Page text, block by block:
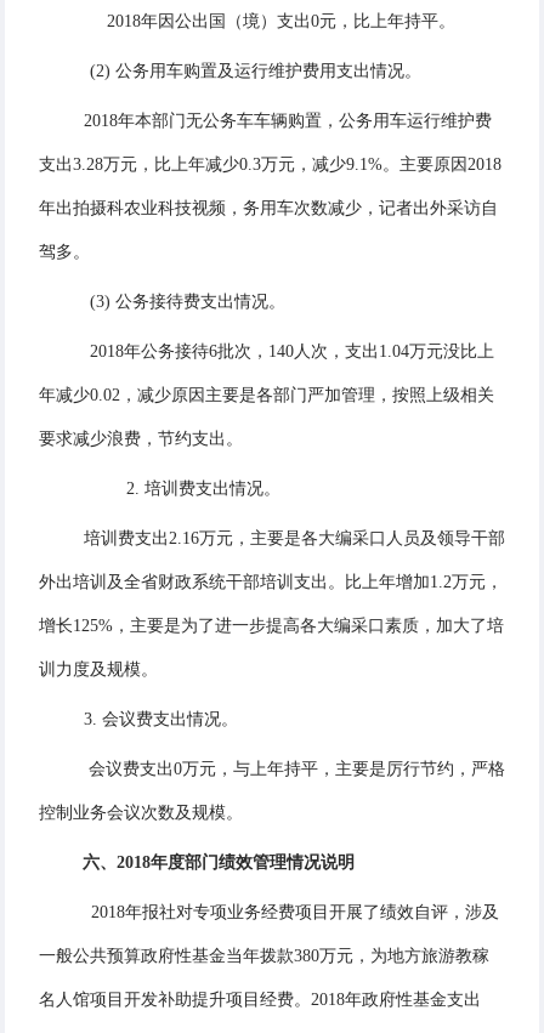
2018年因公出国（境）支出0元，比上年持平。
(2) 公务用车购置及运行维护费用支出情况。
2018年本部门无公务车车辆购置，公务用车运行维护费
支出3.28万元，比上年减少0.3万元，减少9.1%。主要原因2018
年出拍摄科农业科技视频，务用车次数减少，记者出外采访自
驾多。
(3) 公务接待费支出情况。
2018年公务接待6批次，140人次，支出1.04万元没比上
年减少0.02，减少原因主要是各部门严加管理，按照上级相关
要求减少浪费，节约支出。
2. 培训费支出情况。
培训费支出2.16万元，主要是各大编采口人员及领导干部
外出培训及全省财政系统干部培训支出。比上年增加1.2万元，
增长125%，主要是为了进一步提高各大编采口素质，加大了培
训力度及规模。
3. 会议费支出情况。
会议费支出0万元，与上年持平，主要是厉行节约，严格
控制业务会议次数及规模。
六、 2018年度部门绩效管理情况说明
2018年报社对专项业务经费项目开展了绩效自评，涉及
一般公共预算政府性基金当年拨款380万元，为地方旅游教稼
名人馆项目开发补助提升项目经费。2018年政府性基金支出